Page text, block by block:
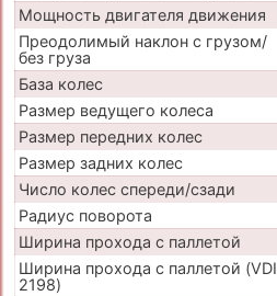
Мощность двигателя движения
Преодолимый наклон с грузом/
без груза
База колес
Размер ведущего колеса
Размер передних колес
Размер задних колес
Число колес спереди/сзади
Радиус поворота
Ширина прохода с паллетой
Ширина прохода с паллетой (VDI
2198)